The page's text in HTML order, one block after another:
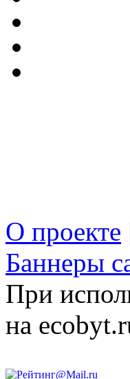
О проекте
Баннеры
При
на